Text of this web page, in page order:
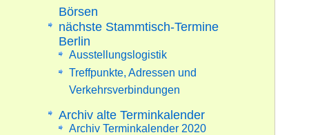
Börsen
nächste Stammtisch-Termine
Berlin
Ausstellungslogistik
Treffpunkte, Adressen und
Verkehrsverbindungen
Archiv alte Terminkalender
Archiv Terminkalender 2020